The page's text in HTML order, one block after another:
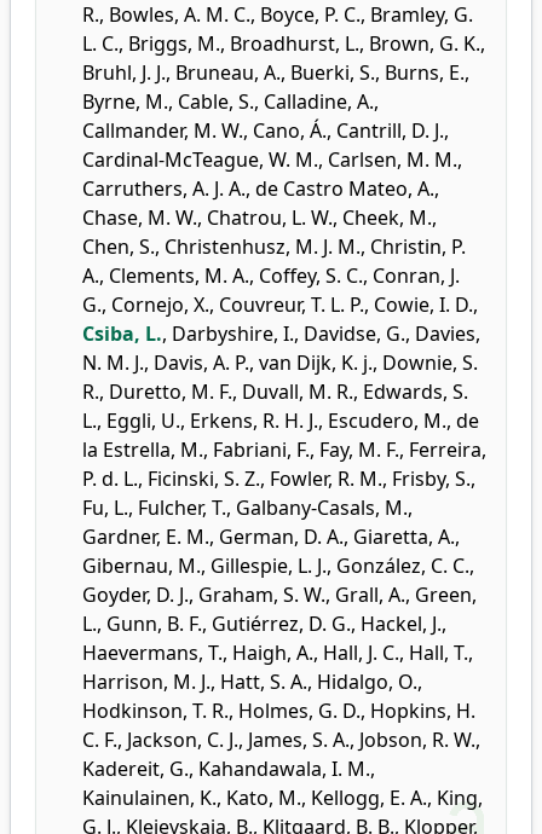
R., Bowles, A. M. C., Boyce, P. C., Bramley, G.
L. C., Briggs, M., Broadhurst, L., Brown, G. K.,
Bruhl, J. J., Bruneau, A., Buerki, S., Burns, E.,
Byrne, M., Cable, S., Calladine, A.,
Callmander, M. W., Cano, Á., Cantrill, D. J.,
Cardinal-McTeague, W. M., Carlsen, M. M.,
Carruthers, A. J. A., de Castro Mateo, A.,
Chase, M. W., Chatrou, L. W., Cheek, M.,
Chen, S., Christenhusz, M. J. M., Christin, P.
A., Clements, M. A., Coffey, S. C., Conran, J.
G., Cornejo, X., Couvreur, T. L. P., Cowie, I. D.,
Csiba, L., Darbyshire, I., Davidse, G., Davies,
N. M. J., Davis, A. P., van Dijk, K. j., Downie, S.
R., Duretto, M. F., Duvall, M. R., Edwards, S.
L., Eggli, U., Erkens, R. H. J., Escudero, M., de
la Estrella, M., Fabriani, F., Fay, M. F., Ferreira,
P. d. L., Ficinski, S. Z., Fowler, R. M., Frisby, S.,
Fu, L., Fulcher, T., Galbany-Casals, M.,
Gardner, E. M., German, D. A., Giaretta, A.,
Gibernau, M., Gillespie, L. J., González, C. C.,
Goyder, D. J., Graham, S. W., Grall, A., Green,
L., Gunn, B. F., Gutiérrez, D. G., Hackel, J.,
Haevermans, T., Haigh, A., Hall, J. C., Hall, T.,
Harrison, M. J., Hatt, S. A., Hidalgo, O.,
Hodkinson, T. R., Holmes, G. D., Hopkins, H.
C. F., Jackson, C. J., James, S. A., Jobson, R. W.,
Kadereit, G., Kahandawala, I. M.,
Kainulainen, K., Kato, M., Kellogg, E. A., King,
G. J., Klejevskaja, B., Klitgaard, B. B., Klopper,